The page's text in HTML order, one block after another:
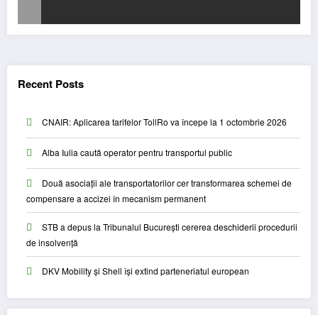
Recent Posts
CNAIR: Aplicarea tarifelor TollRo va începe la 1 octombrie 2026
Alba Iulia caută operator pentru transportul public
Două asociații ale transportatorilor cer transformarea schemei de
compensare a accizei în mecanism permanent
STB a depus la Tribunalul București cererea deschiderii procedurii
de insolvență
DKV Mobility și Shell își extind parteneriatul european